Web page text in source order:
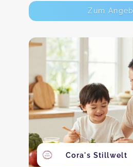
Zum
Cora's Stillwelt